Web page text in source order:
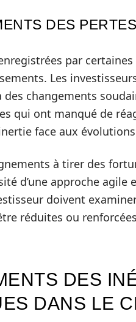
DES
par
Les
changements
qui ont manqué de
face aux
à tirer des
d’une approche agile
doivent
réduites ou
DES
DANS LE